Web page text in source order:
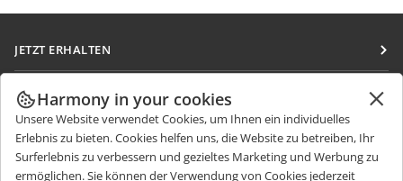
JETZT ERHALTEN
Docs
DocSpace
Workspace
Integrations-Apps
ZUSAMMENARBEITEN
Für Mitwirkende
Für Übersetzer
NACHRICHTEN ERHALTEN
Blog
Harmony in your cookies
Unsere Website verwendet Cookies, um Ihnen ein individuelles
Erlebnis zu bieten. Cookies helfen uns, die Website zu betreiben, Ihr
Surferlebnis zu verbessern und gezieltes Marketing und Werbung zu
ermöglichen. Sie können der Verwendung von Cookies jederzeit